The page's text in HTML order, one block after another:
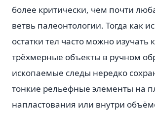
более критически, чем почти
ветвь палеонтологии. Тогда как
остатки тел часто можно изучать
трёхмерные объекты в ручном
ископаемые следы нередко
тонкие рельефные элементы на
напластования или внутри